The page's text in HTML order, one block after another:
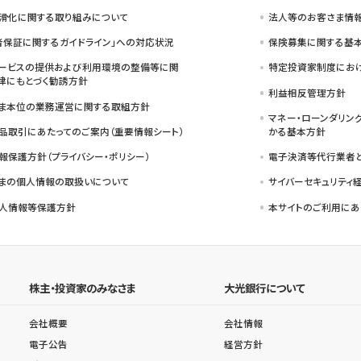
化に関する取り組みについて
保証に関するガイドライン」への対応状況
ビスの提供および利用環境の整備等に関
にもとづく勧誘方針
本位の業務運営に関する取組方針
取引にあたってのご案内（重要情報シート）
保護方針（プライバシー・ポリシー）
の個人情報の取扱いについて
情報等保護方針
法人等のお客さま情
保険募集に関する基
特定投資家制度にお
利益相反管理方針
マネー・ローンダリ
かる基本方針
電子決済等代行業者
サイバーセキュリティ
本サイトのご利用にあ
株主・投資家のみなさま
会社概要
電子公告
大光銀行について
会社情報
経営方針